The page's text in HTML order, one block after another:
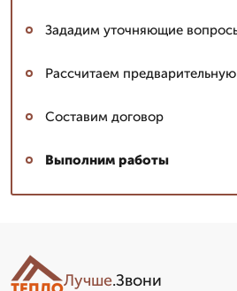
Зададим уточняющие
Рассчитаем
Составим договор
Выполним работы
Лучше.Звони